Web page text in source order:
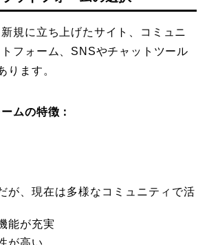
規に立ち上げたサイト、コミュニ
フォーム、SNSやチャットツール
ります。
ムの特徴：
が、現在は多様なコミュニティで活
能が充実
が高い